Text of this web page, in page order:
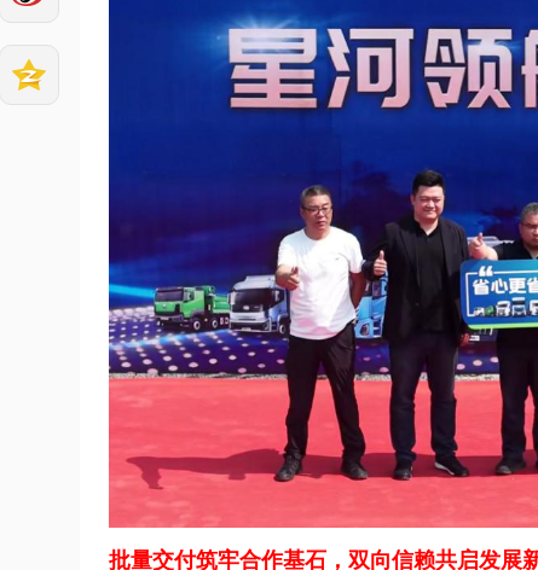
批量交付筑牢合作基石，双向信赖共启发展